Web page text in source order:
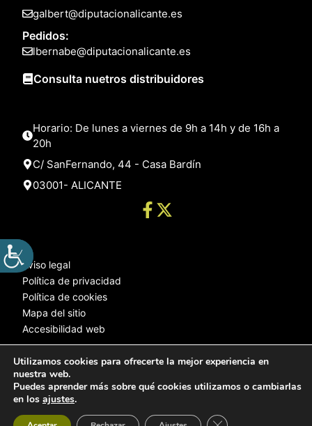
galbert@diputacionalicante.es
Pedidos:
lbernabe@diputacionalicante.es
Consulta nuetros distribuidores
Horario: De lunes a viernes de 9h a 14h y de 16h a
20h
C/ SanFernando, 44 - Casa Bardín
03001- ALICANTE
Aviso legal
Política de privacidad
Política de cookies
Mapa del sitio
Accesibilidad web
© 2025 Web desarrollada por el Servicio de Informática de Diputación
Utilizamos cookies para ofrecerte la mejor experiencia en
nuestra web.
Puedes aprender más sobre qué cookies utilizamos o cambiarlas
en los ajustes.
Cerrar el banner de